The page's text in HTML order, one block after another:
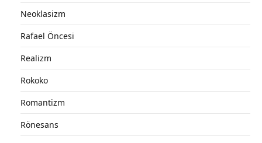
Neoklasizm
Rafael Öncesi
Realizm
Rokoko
Romantizm
Rönesans